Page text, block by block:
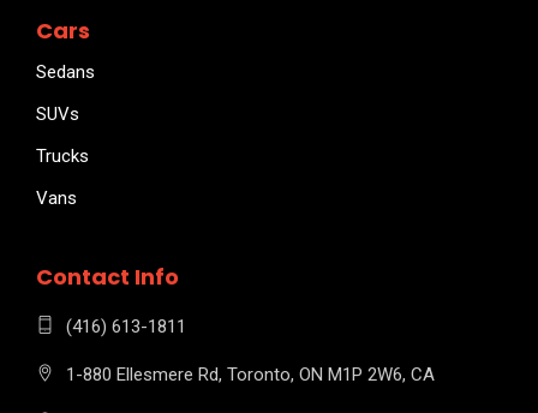
Cars
Sedans
SUVs
Trucks
Vans
Contact Info
(416) 613-1811
1-880 Ellesmere Rd, Toronto, ON M1P 2W6, CA